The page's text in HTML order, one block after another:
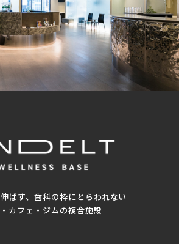
ばす、歯科の枠にとらわれない
カフェ・ジムの複合施設